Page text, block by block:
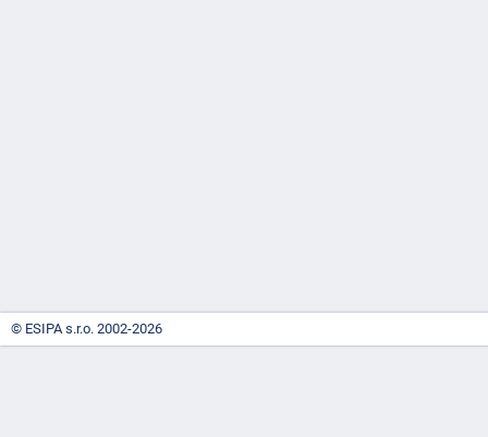
© ESIPA s.r.o. 2002-2026